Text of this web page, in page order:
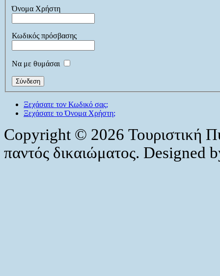
Όνομα Χρήστη
Κωδικός πρόσβασης
Να με θυμάσαι
Ξεχάσατε τον Κωδικό σας;
Ξεχάσατε το Όνομα Χρήστη;
Copyright © 2026 Τουριστική
παντός δικαιώματος. Designed